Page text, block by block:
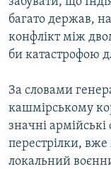
УКР
КТАТ
багато держав,
конфлікт між
би катастрофою
За словами
кашмірському
значні
перестрілки,
локальний